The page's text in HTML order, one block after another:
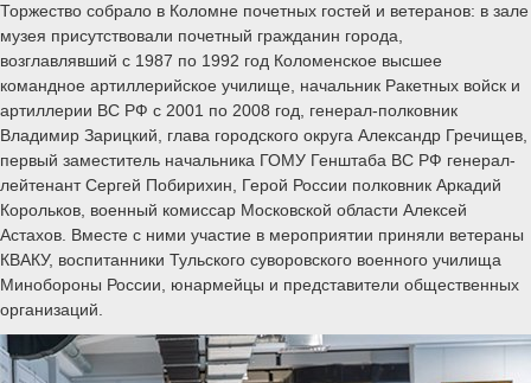
Торжество собрало в Коломне почетных гостей и ветеранов: в зале
музея присутствовали почетный гражданин города,
возглавлявший с 1987 по 1992 год Коломенское высшее
командное артиллерийское училище, начальник Ракетных войск и
артиллерии ВС РФ с 2001 по 2008 год, генерал-полковник
Владимир Зарицкий, глава городского округа Александр Гречищев,
первый заместитель начальника ГОМУ Генштаба ВС РФ генерал-
лейтенант Сергей Побирихин, Герой России полковник Аркадий
Корольков, военный комиссар Московской области Алексей
Астахов. Вместе с ними участие в мероприятии приняли ветераны
КВАКУ, воспитанники Тульского суворовского военного училища
Минобороны России, юнармейцы и представители общественных
организаций.